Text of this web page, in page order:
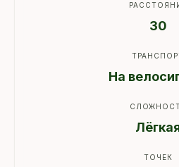
30
На
ТОЧЕК